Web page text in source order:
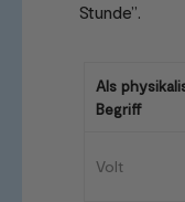
Stunde”.
Als
Begriff
Volt